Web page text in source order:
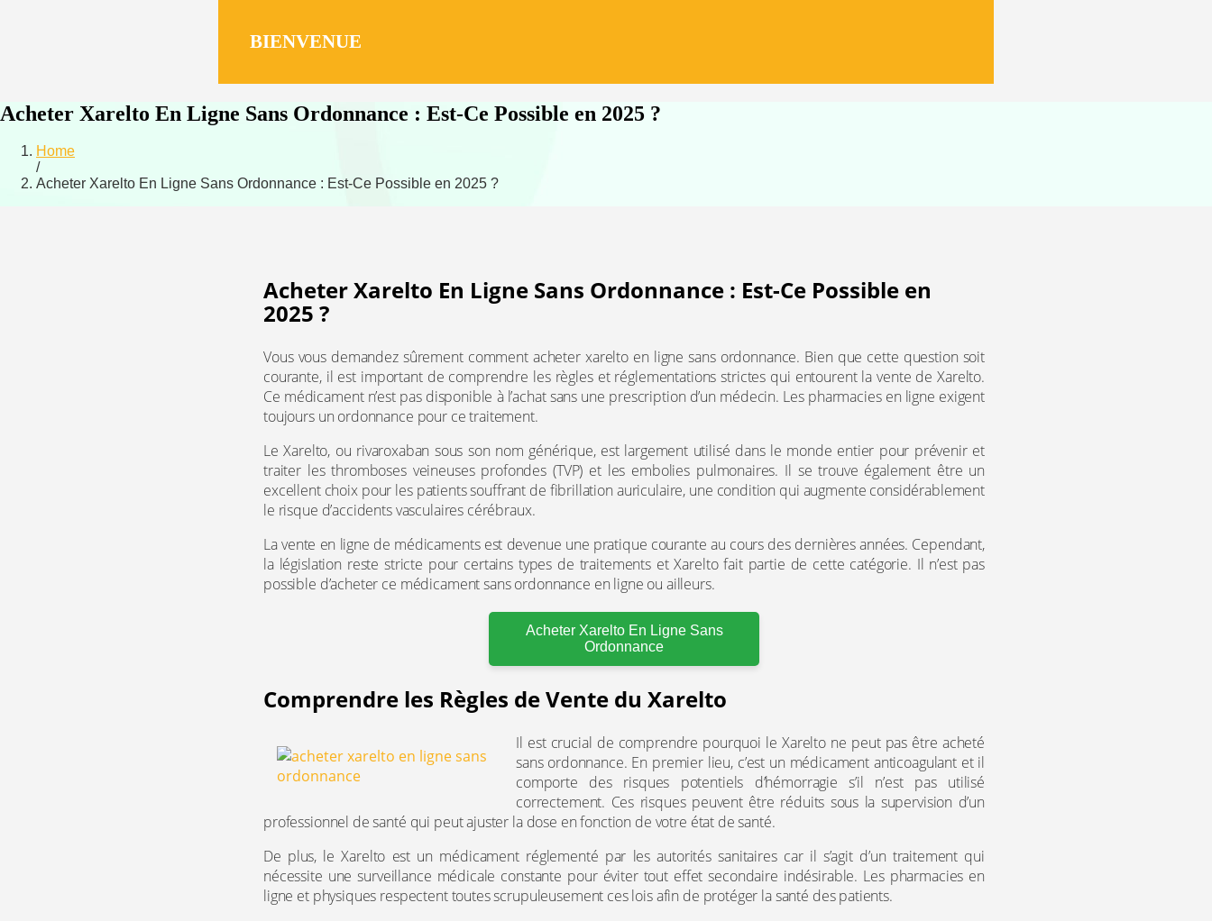
BIENVENUE​
Acheter Xarelto En Ligne Sans Ordonnance : Est-Ce Possible en 2025 ?
Home
/
Acheter Xarelto En Ligne Sans Ordonnance : Est-Ce Possible en 2025 ?
Acheter Xarelto En Ligne Sans Ordonnance : Est-Ce Possible en
2025 ?
Vous vous demandez sûrement comment acheter xarelto en ligne sans ordonnance. Bien que cette question soit
courante, il est important de comprendre les règles et réglementations strictes qui entourent la vente de Xarelto.
Ce médicament n’est pas disponible à l’achat sans une prescription d’un médecin. Les pharmacies en ligne exigent
toujours un ordonnance pour ce traitement.
Le Xarelto, ou rivaroxaban sous son nom générique, est largement utilisé dans le monde entier pour prévenir et
traiter les thromboses veineuses profondes (TVP) et les embolies pulmonaires. Il se trouve également être un
excellent choix pour les patients souffrant de fibrillation auriculaire, une condition qui augmente considérablement
le risque d’accidents vasculaires cérébraux.
La vente en ligne de médicaments est devenue une pratique courante au cours des dernières années. Cependant,
la législation reste stricte pour certains types de traitements et Xarelto fait partie de cette catégorie. Il n’est pas
possible d’acheter ce médicament sans ordonnance en ligne ou ailleurs.
Acheter Xarelto En Ligne Sans
Ordonnance
Comprendre les Règles de Vente du Xarelto
Il est crucial de comprendre pourquoi le Xarelto ne peut pas être acheté
sans ordonnance. En premier lieu, c’est un médicament anticoagulant et il
comporte des risques potentiels d’hémorragie s’il n’est pas utilisé
correctement. Ces risques peuvent être réduits sous la supervision d’un
professionnel de santé qui peut ajuster la dose en fonction de votre état de santé.
De plus, le Xarelto est un médicament réglementé par les autorités sanitaires car il s’agit d’un traitement qui
nécessite une surveillance médicale constante pour éviter tout effet secondaire indésirable. Les pharmacies en
ligne et physiques respectent toutes scrupuleusement ces lois afin de protéger la santé des patients.